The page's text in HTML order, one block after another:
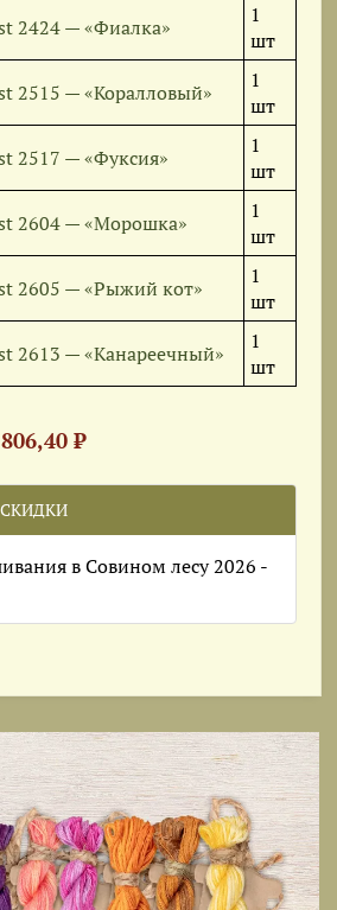
2424 — «Фиалка»
1
шт
2515 — «Коралловый»
1
шт
2517 — «Фуксия»
1
шт
2604 — «Морошка»
1
шт
2605 — «Рыжий кот»
1
шт
2613 — «Канареечный»
1
шт
806,40 ₽
в Совином лесу 2026 -